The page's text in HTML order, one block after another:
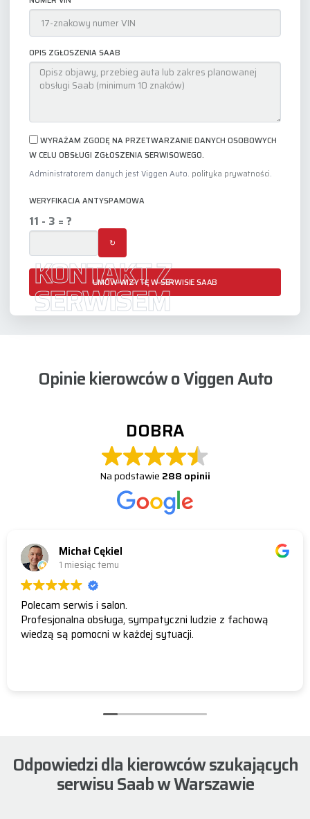
OPIS ZGŁOSZENIA SAAB
WYRAŻAM ZGODĘ NA PRZETWARZANIE DANYCH OSOBOWYCH
W CELU OBSŁUGI ZGŁOSZENIA SERWISOWEGO.
Administratorem danych jest Viggen Auto. polityka prywatności.
WERYFIKACJA ANTYSPAMOWA
11 - 3 = ?
↻
UMÓW WIZYTĘ W SERWISIE SAAB
KONTAKT Z
SERWISEM
Opinie kierowców o Viggen Auto
DOBRA
Na podstawie 288 opinii
Michał Cękiel
1 miesiąc temu
Polecam serwis i salon.
Profesjonalna obsługa, sympatyczni ludzie z fachową
wiedzą są pomocni w każdej sytuacji.
Odpowiedzi dla kierowców szukających
serwisu Saab w Warszawie